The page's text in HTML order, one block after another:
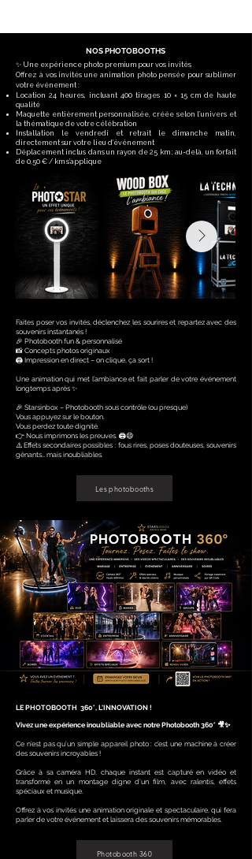
NOS PHOTOBOOTHS
✨ Une expérience photo premium pour vos invités
Offrez à vos invités une animation photo pensée pour sublimer
votre événement :
Location 24 heures, incluant 400 tirages 10 × 15 cm de haute
qualité
Maquette entièrement personnalisée, créée selon l’univers et
la thématique de votre célébration
Installation le vendredi et retrait le dimanche matin,
directement sur votre lieu d’événement
Déplacement inclus dans un rayon de 25 km ; au-delà, un forfait
de 0,50 € / km s’applique
Faites poser vos invités, déclenchez les sourires et repartez avec des
souvenirs instantanés !
🎉 Photobooth fun & personnalisé
📸 Concepts photos originaux
🖨️ Impression en direct – on clique, ça sort !
Une animation qui met l’ambiance et fait parler de votre événement
longtemps après ✨
🎉 Starsinbox – Photobooth sous contrôle (ou presque)
Vous appuyez sur le bouton.
Vous perdez toute dignité.
👉 Nous imprimons les preuves. 🖨️😄
⚠️ Effets secondaires possibles : fous rires, poses douteuses, souvenirs
gênants… mais inoubliables.
Les photobooths
LE PHOTOBOOTH 360°, L'INNOVATION !
Vivez une expérience inoubliable avec notre Photobooth 360° 🎥✨
Ce n’est pas qu’un simple appareil photo : c’est une machine à créer
des souvenirs incroyables !
Grâce à sa caméra HD, chaque instant est capturé en vidéo et
transformé en un montage digne d’un film, avec ralentis, effets
spéciaux et musique.
Offrez à vos invités une animation originale et spectaculaire, qui fera
parler de votre événement et laissera des souvenirs mémorables.
Photobooth 360